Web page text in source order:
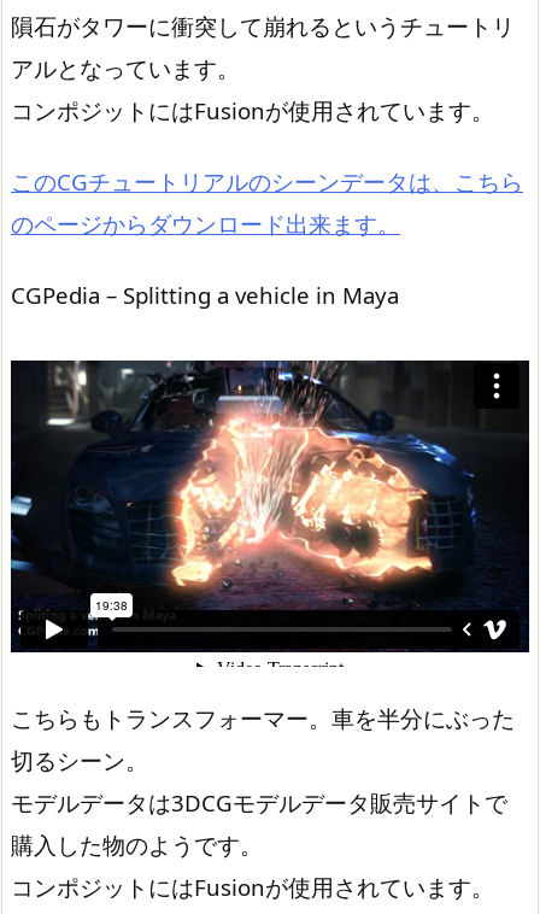
隕石がタワーに衝突して崩れるというチュートリ
アルとなっています。
コンポジットにはFusionが使用されています。
このCGチュートリアルのシーンデータは、こちら
のページからダウンロード出来ます。
CGPedia – Splitting a vehicle in Maya
こちらもトランスフォーマー。車を半分にぶった
切るシーン。
モデルデータは3DCGモデルデータ販売サイトで
購入した物のようです。
コンポジットにはFusionが使用されています。